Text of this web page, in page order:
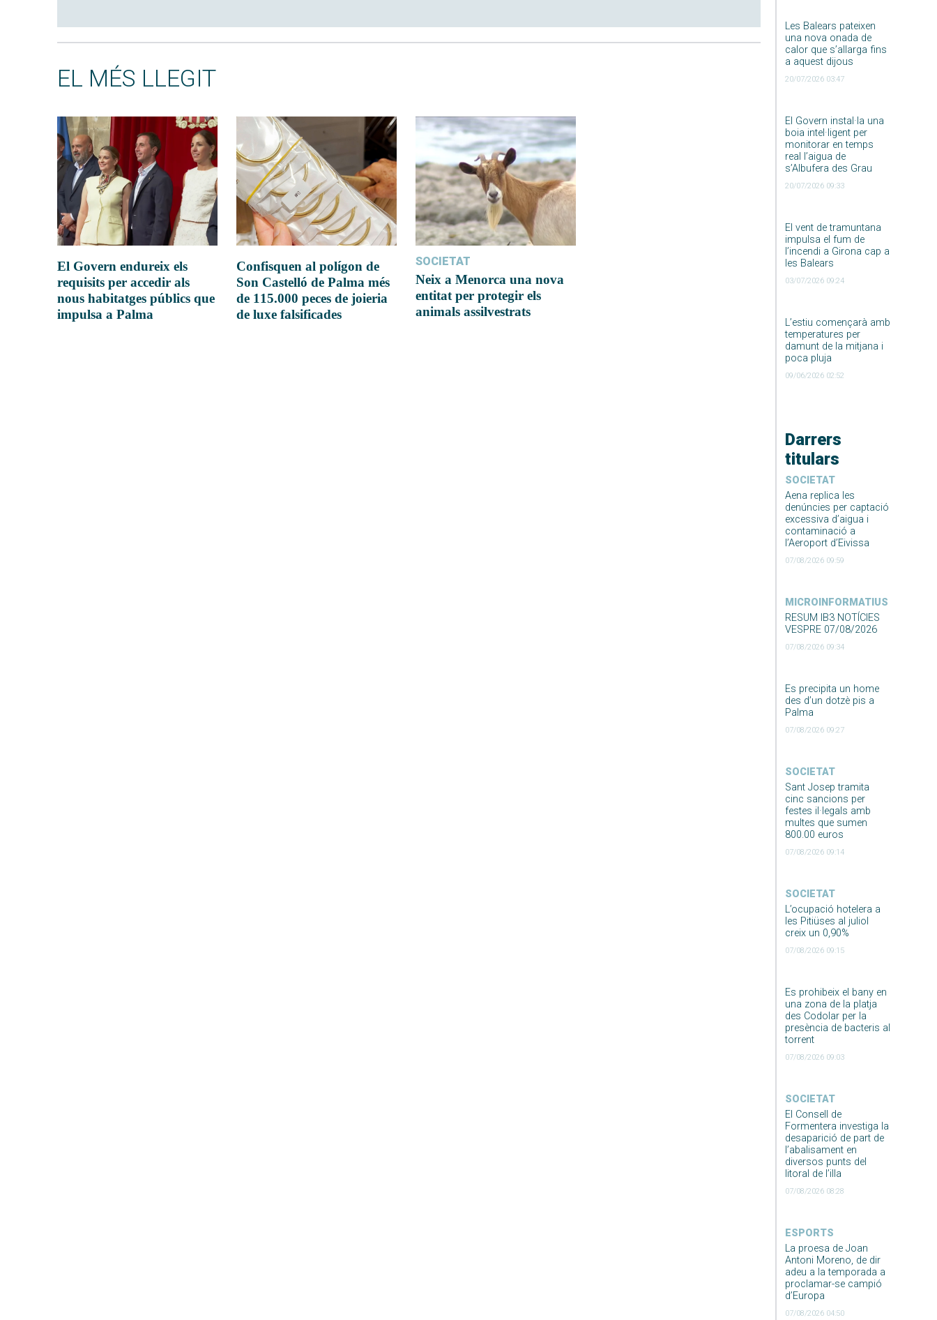
Les Balears pateixen
una nova onada de
calor que s’allarga fins
a aquest dijous
20/07/2026 03:47
El Govern instal·la una
boia intel·ligent per
monitorar en temps
real l’aigua de
s’Albufera des Grau
20/07/2026 09:33
El vent de tramuntana
impulsa el fum de
l’incendi a Girona cap a
les Balears
03/07/2026 09:24
L’estiu començarà amb
temperatures per
damunt de la mitjana i
poca pluja
09/06/2026 02:52
Darrers
titulars
SOCIETAT
Aena replica les
denúncies per captació
excessiva d’aigua i
contaminació a
l’Aeroport d’Eivissa
07/08/2026 09:59
MICROINFORMATIUS
RESUM IB3 NOTÍCIES
VESPRE 07/08/2026
07/08/2026 09:34
Es precipita un home
des d’un dotzè pis a
Palma
07/08/2026 09:27
SOCIETAT
Sant Josep tramita
cinc sancions per
festes il·legals amb
multes que sumen
800.00 euros
07/08/2026 09:14
SOCIETAT
L’ocupació hotelera a
les Pitiüses al juliol
creix un 0,90%
07/08/2026 09:15
Es prohibeix el bany en
una zona de la platja
des Codolar per la
presència de bacteris al
torrent
07/08/2026 09:03
SOCIETAT
El Consell de
Formentera investiga la
desaparició de part de
l’abalisament en
diversos punts del
litoral de l’illa
07/08/2026 08:28
ESPORTS
La proesa de Joan
Antoni Moreno, de dir
adeu a la temporada a
proclamar-se campió
d’Europa
07/08/2026 04:50
EL MÉS LLEGIT
El Govern endureix els
requisits per accedir als
nous habitatges públics que
impulsa a Palma
Confisquen al polígon de
Son Castelló de Palma més
de 115.000 peces de joieria
de luxe falsificades
SOCIETAT
Neix a Menorca una nova
entitat per protegir els
animals assilvestrats